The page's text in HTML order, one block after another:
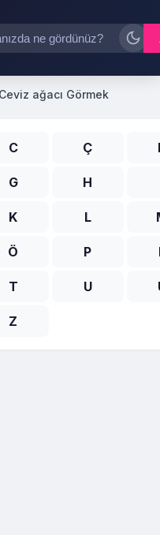
ağacı Görmek
C Ç
G H
K L
Ö P
T U
Z